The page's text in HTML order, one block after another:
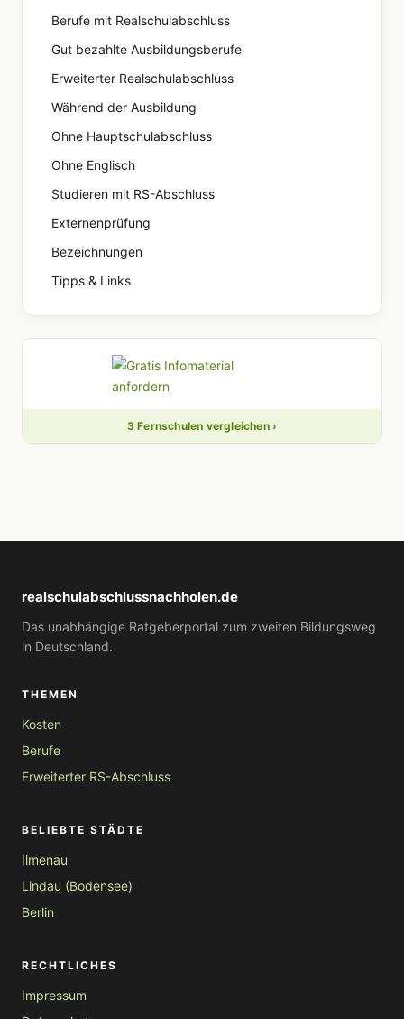
Berufe mit Realschulabschluss
Gut bezahlte Ausbildungsberufe
Erweiterter Realschulabschluss
Während der Ausbildung
Ohne Hauptschulabschluss
Ohne Englisch
Studieren mit RS-Abschluss
Externenprüfung
Bezeichnungen
Tipps & Links
3 Fernschulen vergleichen ›
realschulabschlussnachholen.de
Das unabhängige Ratgeberportal zum zweiten Bildungsweg
in Deutschland.
THEMEN
Kosten
Berufe
Erweiterter RS-Abschluss
BELIEBTE STÄDTE
Ilmenau
Lindau (Bodensee)
Berlin
RECHTLICHES
Impressum